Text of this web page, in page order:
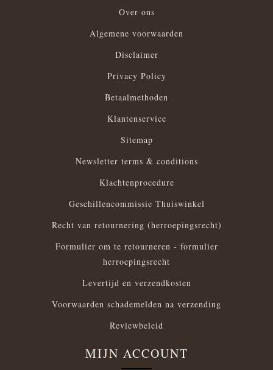
Over ons
Algemene voorwaarden
Disclaimer
Privacy Policy
Betaalmethoden
Klantenservice
Sitemap
Newsletter terms & conditions
Klachtenprocedure
Geschillencommissie Thuiswinkel
Recht van retournering (herroepingsrecht)
Formulier om te retourneren - formulier
herroepingsrecht
Levertijd en verzendkosten
Voorwaarden schademelden na verzending
Reviewbeleid
MIJN ACCOUNT